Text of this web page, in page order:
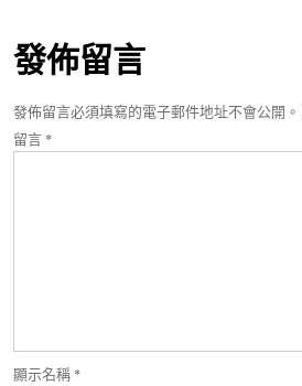
導
覽
發佈留言
發佈留言必須填寫的電子郵件地址不會公開。
留言 *
顯示名稱 *